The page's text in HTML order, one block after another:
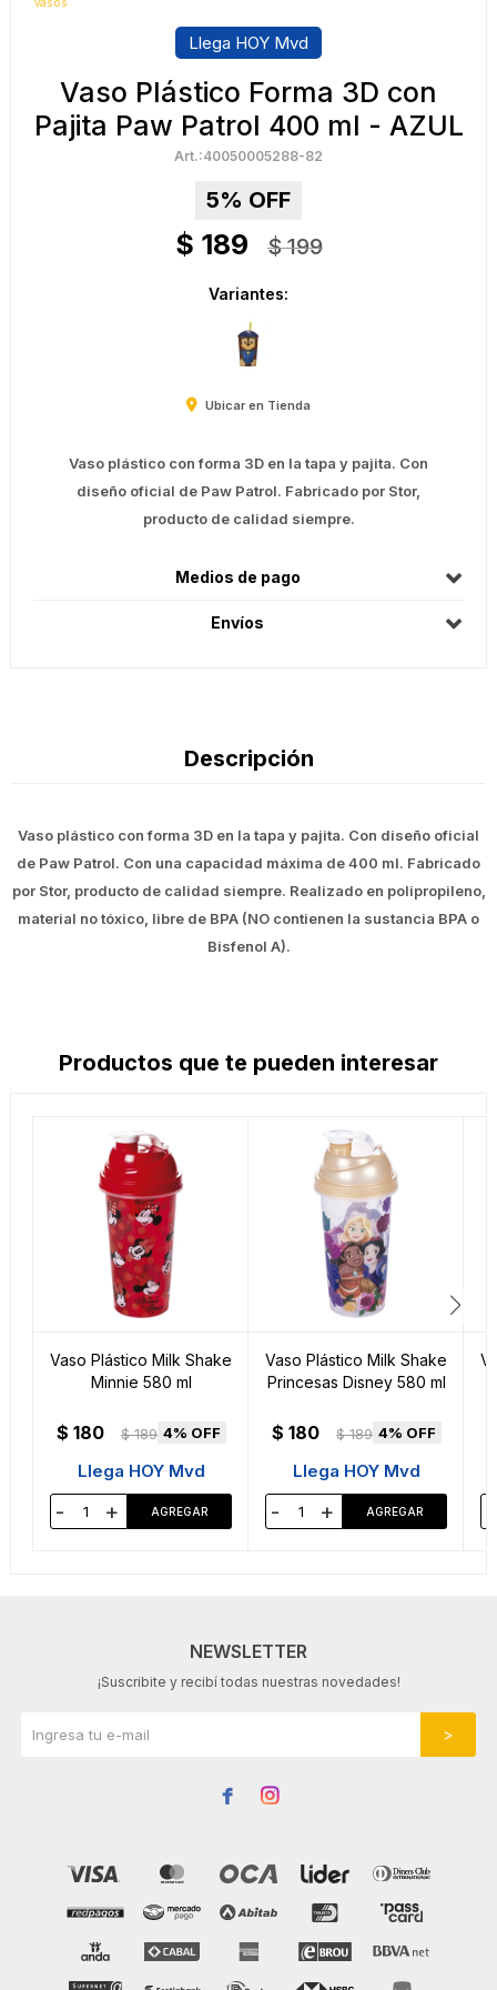
Vasos
Llega HOY Mvd
Vaso Plástico Forma 3D con
Pajita Paw Patrol 400 ml - AZUL
40050005288-82
5
$ 189 $ 199
Variantes:
Ubicar en Tienda
Vaso plástico con forma 3D en la tapa y pajita. Con
diseño oficial de Paw Patrol. Fabricado por Stor,
producto de calidad siempre.
Medios de pago
Envíos
Descripción
Vaso plástico con forma 3D en la tapa y pajita. Con diseño oficial
de Paw Patrol. Con una capacidad máxima de 400 ml. Fabricado
por Stor, producto de calidad siempre. Realizado en polipropileno,
material no tóxico, libre de BPA (NO contienen la sustancia BPA o
Bisfenol A).
Productos que te pueden interesar
Vaso Plástico Milk Shake
Minnie 580 ml
$ 180 $ 189 4
Llega HOY Mvd
- +
Vaso Plástico Milk Shake
Princesas Disney 580 ml
$ 180 $ 189 4
Llega HOY Mvd
- +
NEWSLETTER
¡Suscribite y recibí todas nuestras novedades!
 